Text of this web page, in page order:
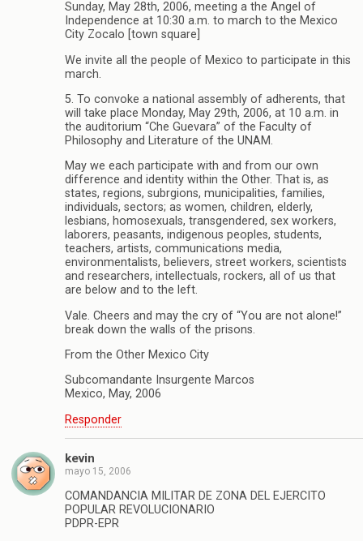
Sunday, May 28th, 2006, meeting a the Angel of
Independence at 10:30 a.m. to march to the Mexico
City Zocalo [town square]
We invite all the people of Mexico to participate in this
march.
5. To convoke a national assembly of adherents, that
will take place Monday, May 29th, 2006, at 10 a.m. in
the auditorium “Che Guevara” of the Faculty of
Philosophy and Literature of the UNAM.
May we each participate with and from our own
difference and identity within the Other. That is, as
states, regions, subrgions, municipalities, families,
individuals, sectors; as women, children, elderly,
lesbians, homosexuals, transgendered, sex workers,
laborers, peasants, indigenous peoples, students,
teachers, artists, communications media,
environmentalists, believers, street workers, scientists
and researchers, intellectuals, rockers, all of us that
are below and to the left.
Vale. Cheers and may the cry of “You are not alone!”
break down the walls of the prisons.
From the Other Mexico City
Subcomandante Insurgente Marcos
Mexico, May, 2006
Responder
kevin
mayo 15, 2006
COMANDANCIA MILITAR DE ZONA DEL EJERCITO
POPULAR REVOLUCIONARIO
PDPR-EPR